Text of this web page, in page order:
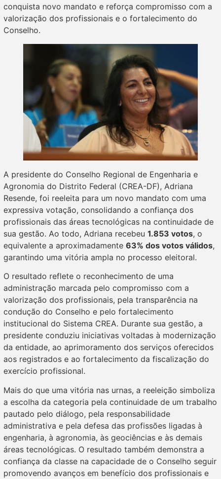
conquista novo mandato e reforça compromisso com a
valorização dos profissionais e o fortalecimento do
Conselho.
A presidente do Conselho Regional de Engenharia e
Agronomia do Distrito Federal (CREA-DF), Adriana
Resende, foi reeleita para um novo mandato com uma
expressiva votação, consolidando a confiança dos
profissionais das áreas tecnológicas na continuidade de
sua gestão. Ao todo, Adriana recebeu 1.853 votos, o
equivalente a aproximadamente 63% dos votos válidos,
garantindo uma vitória ampla no processo eleitoral.
O resultado reflete o reconhecimento de uma
administração marcada pelo compromisso com a
valorização dos profissionais, pela transparência na
condução do Conselho e pelo fortalecimento
institucional do Sistema CREA. Durante sua gestão, a
presidente conduziu iniciativas voltadas à modernização
da entidade, ao aprimoramento dos serviços oferecidos
aos registrados e ao fortalecimento da fiscalização do
exercício profissional.
Mais do que uma vitória nas urnas, a reeleição simboliza
a escolha da categoria pela continuidade de um trabalho
pautado pelo diálogo, pela responsabilidade
administrativa e pela defesa das profissões ligadas à
engenharia, à agronomia, às geociências e às demais
áreas tecnológicas. O resultado também demonstra a
confiança da classe na capacidade de o Conselho seguir
promovendo avanços em benefício dos profissionais e